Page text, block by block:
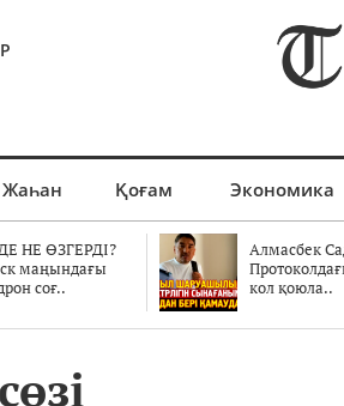
Жаһан Қоғам Экономика
НЕ ӨЗГЕРДІ?
маңындағы
соғ..
Алмасбек
кол қоюла..